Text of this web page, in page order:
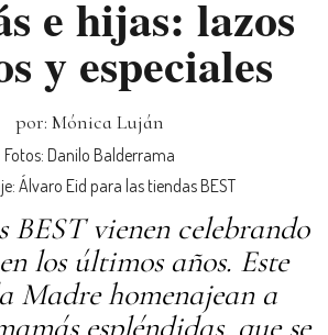
e hijas: lazos
y especiales
por: Mónica Luján
Fotos: Danilo Balderrama
Álvaro Eid para las tiendas BEST
BEST vienen celebrando
los últimos años. Este
Madre homenajean a
espléndidas, que se